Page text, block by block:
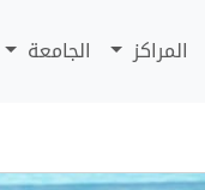
المراكز الجامعة